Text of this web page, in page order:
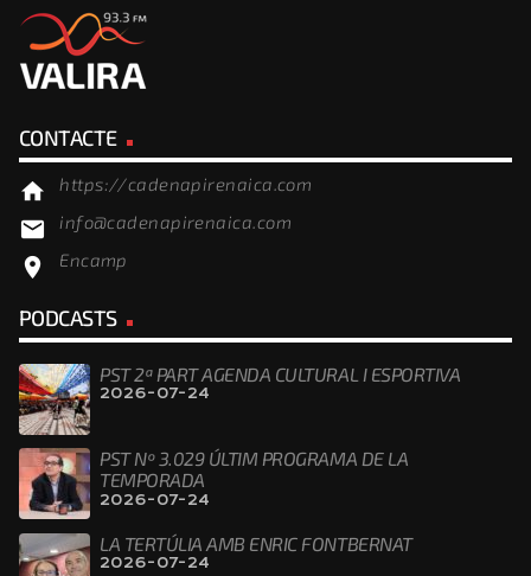
CONTACTE
home https://cadenapirenaica.com
email info@cadenapirenaica.com
location_on Encamp
PODCASTS
PST 2ª PART AGENDA CULTURAL I ESPORTIVA
2026-07-24
PST Nº 3.029 ÚLTIM PROGRAMA DE LA
TEMPORADA
2026-07-24
LA TERTÚLIA AMB ENRIC FONTBERNAT
2026-07-24